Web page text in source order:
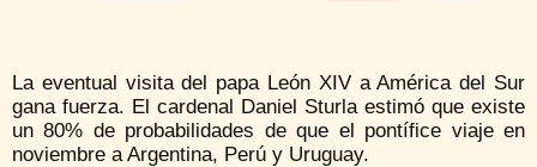
La eventual visita del papa León XIVa América del Sur
gana fuerza. El cardenal Daniel Sturlaestimó que existe
un 80% de probabilidades de que el pontífice viaje en
noviembre a Argentina, Perú y Uruguay.